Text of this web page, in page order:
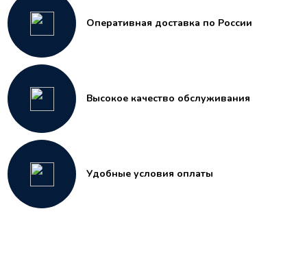
Оперативная доставка по России
Высокое качество обслуживания
Удобные условия оплаты